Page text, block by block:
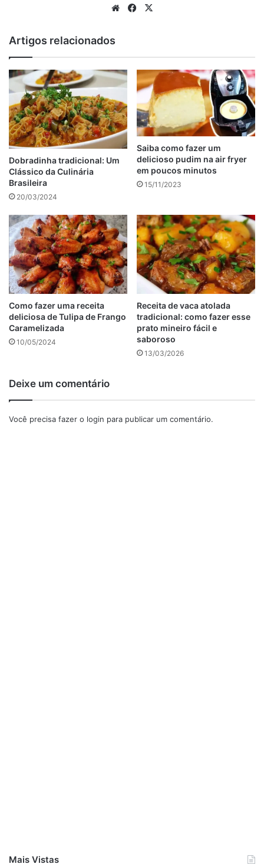
Para untar a forma
1 colher (sopa) de manteiga
1 colher (sopa) de farinha de trigo
Para a cobertura
1 copo (americano) de água
1/2 copo (americano) de açúcar
3 colheres (sopa) de achocolatado em pó
1 lata de creme de leite (ou a mesma medida de leite
integral)
ferver e soltar da panela está pronto.
WebsiteFacebook
Artigos relacionados
Dobradinha tradicional: Um
Clássico da Culinária
Brasileira
20/03/2024
Saiba como fazer um
delicioso pudim na air fryer
em poucos minutos
15/11/2023
Como fazer uma receita
deliciosa de Tulipa de Frango
Caramelizada
10/05/2024
Receita de vaca atolada
tradicional: como fazer esse
prato mineiro fácil e
saboroso
13/03/2026
Deixe um comentário
Você precisa fazer o login para publicar um comentário.
Mais Vistas